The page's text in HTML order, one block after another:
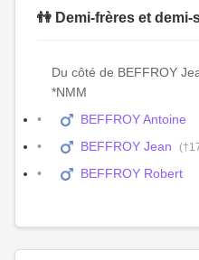
👫 Demi-frères et
Du côté de BEFFROY
*NMM
BEFFROY Antoine
BEFFROY Jean
BEFFROY Robert